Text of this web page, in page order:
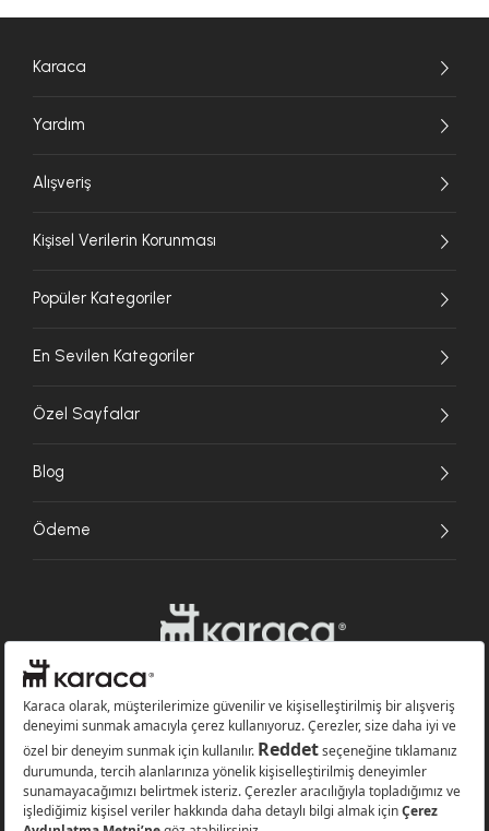
Karaca
Yardım
Alışveriş
Kişisel Verilerin Korunması
Popüler Kategoriler
En Sevilen Kategoriler
Özel Sayfalar
Blog
Ödeme
Websitesinde kullanılan bazı görseller yapay zekâ (AI) ile üretilmiştir.